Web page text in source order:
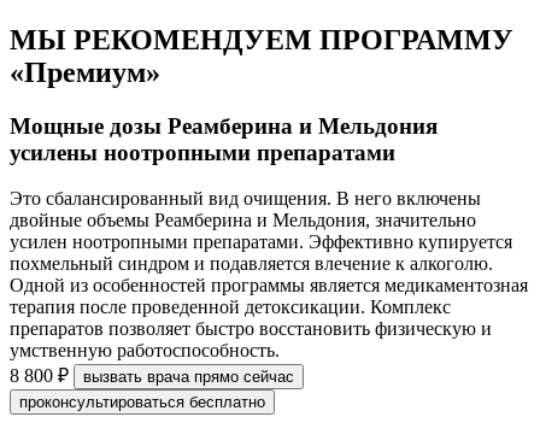
МЫ РЕКОМЕНДУЕМ ПРОГРАММУ
«Премиум»
Мощные дозы Реамберина и Мельдония
усилены ноотропными препаратами
Это сбалансированный вид очищения. В него включены
двойные объемы Реамберина и Мельдония, значительно
усилен ноотропными препаратами. Эффективно купируется
похмельный синдром и подавляется влечение к алкоголю.
Одной из особенностей программы является медикаментозная
терапия после проведенной детоксикации. Комплекс
препаратов позволяет быстро восстановить физическую и
умственную работоспособность.
8 800 ₽
вызвать врача прямо сейчас
проконсультироваться бесплатно